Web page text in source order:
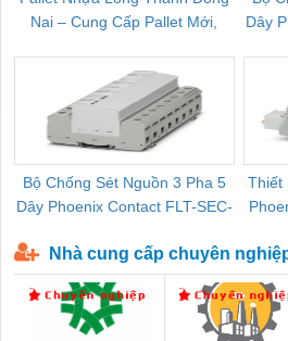
Nai – Cung Cấp Pallet Mới,
Dây
Bộ Chống Sét Nguồn 3 Pha 5
Dây Phoenix Contact FLT-SEC-
Thiết
Nhà cung cấp chuyên